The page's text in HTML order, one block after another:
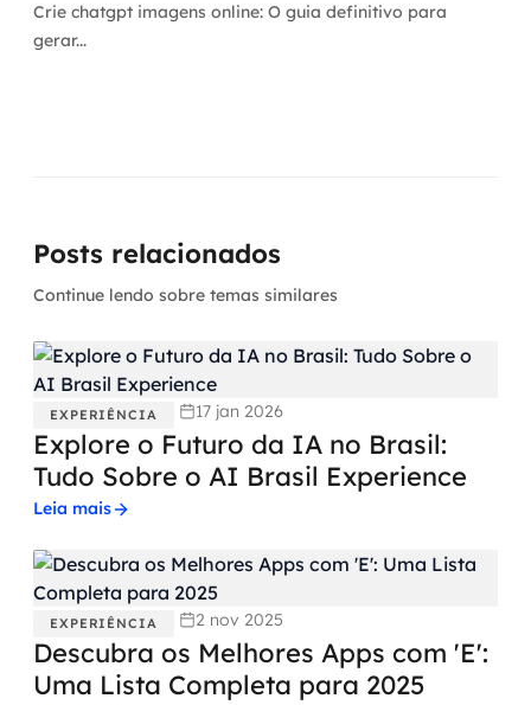
Crie chatgpt imagens online: O guia definitivo para
gerar...
Posts relacionados
Continue lendo sobre temas similares
EXPERIÊNCIA 17 jan 2026
Explore o Futuro da IA no Brasil:
Tudo Sobre o AI Brasil Experience
Leia mais
EXPERIÊNCIA 2 nov 2025
Descubra os Melhores Apps com 'E':
Uma Lista Completa para 2025